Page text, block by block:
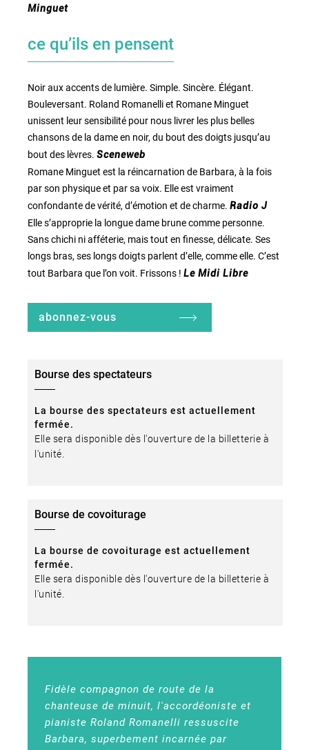
Fidèle compagnon de route de la
chanteuse de minuit, l'accordéoniste et
pianiste Roland Romanelli ressuscite
Barbara, superbement incarnée par
Minguet
ce qu’ils en pensent
Noir aux accents de lumière. Simple. Sincère. Élégant.
Bouleversant. Roland Romanelli et Romane Minguet
unissent leur sensibilité pour nous livrer les plus belles
chansons de la dame en noir, du bout des doigts jusqu’au
bout des lèvres. Sceneweb
Romane Minguet est la réincarnation de Barbara, à la fois
par son physique et par sa voix. Elle est vraiment
confondante de vérité, d’émotion et de charme. Radio J
Elle s’approprie la longue dame brune comme personne.
Sans chichi ni afféterie, mais tout en finesse, délicate. Ses
longs bras, ses longs doigts parlent d’elle, comme elle. C’est
tout Barbara que l’on voit. Frissons ! Le Midi Libre
abonnez-vous
Bourse des spectateurs
La bourse des spectateurs est actuellement
fermée.
Elle sera disponible dès l'ouverture de la billetterie à
l'unité.
Bourse de covoiturage
La bourse de covoiturage est actuellement
fermée.
Elle sera disponible dès l'ouverture de la billetterie à
l'unité.